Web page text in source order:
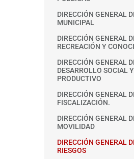
DIRECCIÓN GENERAL
MUNICIPAL
DIRECCIÓN GENERAL
RECREACIÓN Y
DIRECCIÓN GENERAL
DESARROLLO SOCIAL Y
PRODUCTIVO
DIRECCIÓN GENERAL
FISCALIZACIÓN.
DIRECCIÓN GENERAL
MOVILIDAD
DIRECCIÓN GENERAL
RIESGOS